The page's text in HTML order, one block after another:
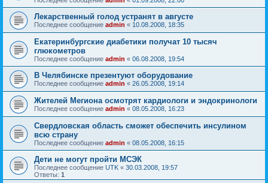
Лекарственный голод устранят в августе
Последнее сообщение admin « 10.08.2008, 18:35
Екатеринбургские диабетики получат 10 тысяч
глюкометров
Последнее сообщение admin « 06.08.2008, 19:54
В Челябинске презентуют оборудование
Последнее сообщение admin « 26.05.2008, 19:14
Жителей Мегиона осмотрят кардиологи и эндокринологи
Последнее сообщение admin « 08.05.2008, 16:23
Свердловская область сможет обеспечить инсулином
всю страну
Последнее сообщение admin « 08.05.2008, 16:15
Дети не могут пройти МСЭК
Последнее сообщение UTK « 30.03.2008, 19:57
Ответы: 1